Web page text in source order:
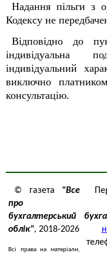
Надання пільги з
Кодексу не
Відповідно до
індивідуальна
індивідуальний
виключно
консультацію.
© газета "Все
про
бухгалтерський
облік", 2018-2026
Всі права на матеріали,